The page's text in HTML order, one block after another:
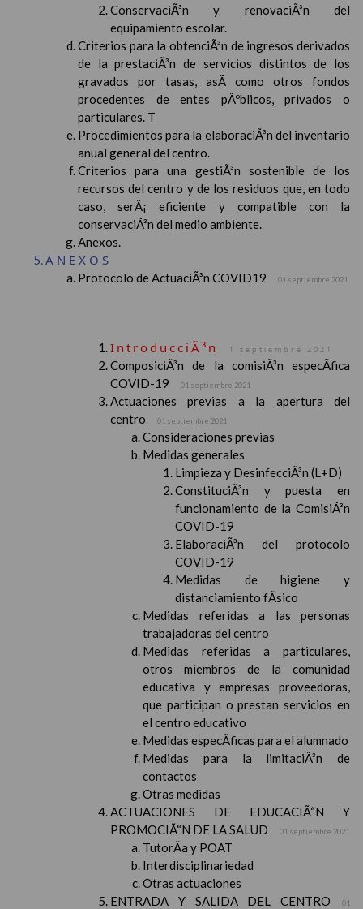
ConservaciÃ³n y renovaciÃ³n del
equipamiento escolar.
Criterios para la obtenciÃ³n de ingresos derivados
de la prestaciÃ³n de servicios distintos de los
gravados por tasas, asÃ­ como otros fondos
procedentes de entes pÃºblicos, privados o
particulares. T
Procedimientos para la elaboraciÃ³n del inventario
anual general del centro.
Criterios para una gestiÃ³n sostenible de los
recursos del centro y de los residuos que, en todo
caso, serÃ¡ eficiente y compatible con la
conservaciÃ³n del medio ambiente.
Anexos.
ANEXOS
Protocolo de ActuaciÃ³n COVID19 01 septiembre 2021
IntroducciÃ³n 1 septiembre 2021
ComposiciÃ³n de la comisiÃ³n especÃ­fica
COVID-19
01 septiembre 2021
Actuaciones previas a la apertura del
centro
01 septiembre 2021
Consideraciones previas
Medidas generales
Limpieza y DesinfecciÃ³n (L+D)
ConstituciÃ³n y puesta en
funcionamiento de la ComisiÃ³n
COVID-19
ElaboraciÃ³n del protocolo
COVID-19
Medidas de higiene y
distanciamiento fÃ­sico
Medidas referidas a las personas
trabajadoras del centro
Medidas referidas a particulares,
otros miembros de la comunidad
educativa y empresas proveedoras,
que participan o prestan servicios en
el centro educativo
Medidas especÃ­ficas para el alumnado
Medidas para la limitaciÃ³n de
contactos
Otras medidas
ACTUACIONES DE EDUCACIÃ“N Y
PROMOCIÃ“N DE LA SALUD
01 septiembre 2021
TutorÃ­a y POAT
Interdisciplinariedad
Otras actuaciones
ENTRADA Y SALIDA DEL CENTRO
01